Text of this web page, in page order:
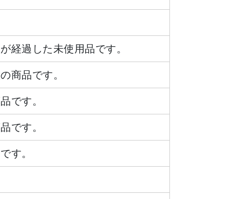
経過した未使用品です。
商品です。
です。
です。
す。